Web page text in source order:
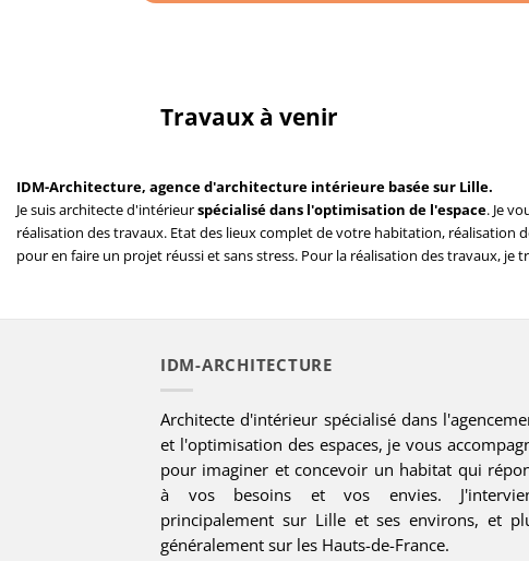
Travaux à venir
IDM-Architecture, agence d'architecture intérieure basée sur Lille.
Je suis architecte d'intérieurspécialisé dans l'optimisation de l'espace. Je
réalisation des travaux. Etat des lieux complet de votre habitation, réalisation
pour en faire un projet réussi et sans stress. Pour la réalisation des travaux, je
IDM-ARCHITECTURE
Architecte d'intérieur spécialisé dans
et l'optimisation des espaces, je vous
pour imaginer et concevoir un habitat qui
à vos besoins et vos envies.
principalement sur Lille et ses environs, et
généralement sur les Hauts-de-France.